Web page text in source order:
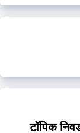
टॉपिक